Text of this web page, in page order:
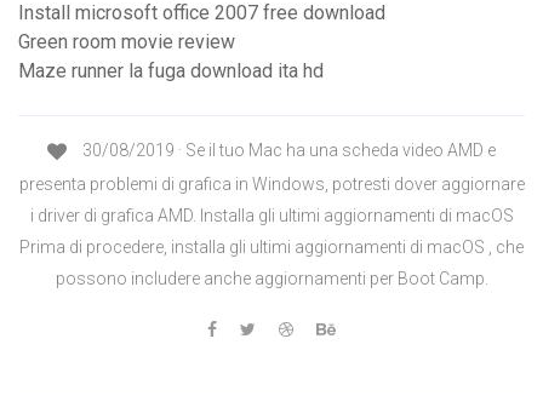
Install microsoft office 2007 free download
Green room movie review
Maze runner la fuga download ita hd
30/08/2019 · Se il tuo Mac ha una scheda video AMD e
presenta problemi di grafica in Windows, potresti dover aggiornare
i driver di grafica AMD. Installa gli ultimi aggiornamenti di macOS
Prima di procedere, installa gli ultimi aggiornamenti di macOS , che
possono includere anche aggiornamenti per Boot Camp.